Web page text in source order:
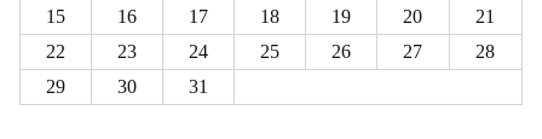
15
16 17 18 19 20
21
22
23 24 25 26 27
28
29
30 31